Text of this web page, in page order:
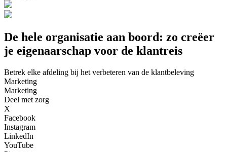
De hele organisatie aan boord: zo creëer
je eigenaarschap voor de klantreis
Betrek elke afdeling bij het verbeteren van de klantbeleving
Marketing
Marketing
Deel met zorg
X
Facebook
Instagram
LinkedIn
YouTube